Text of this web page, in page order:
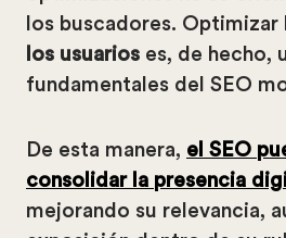
los buscadores. Optimizar
los usuarios es, de hecho,
fundamentales del SEO
De esta manera, el SEO
consolidar la presencia
mejorando su relevancia,